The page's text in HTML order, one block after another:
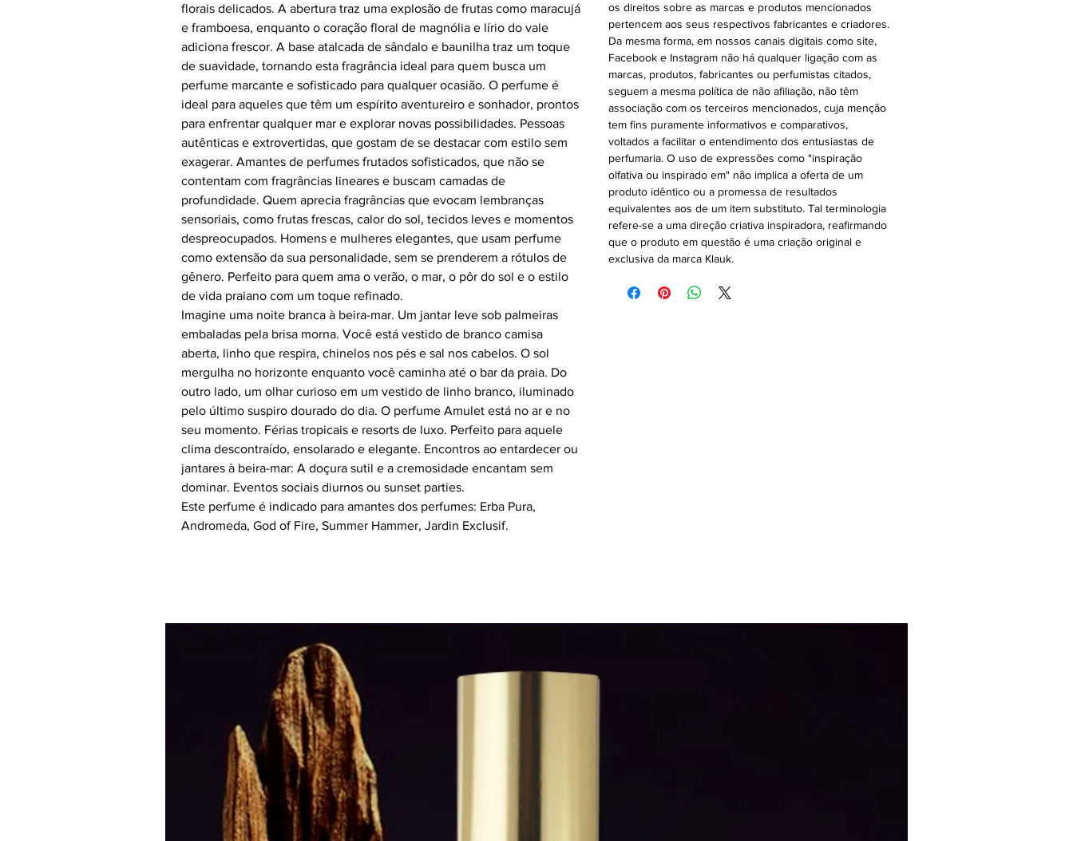
florais delicados. A abertura traz uma explosão de frutas como maracujá
e framboesa, enquanto o coração floral de magnólia e lírio do vale
adiciona frescor. A base atalcada de sândalo e baunilha traz um toque
de suavidade, tornando esta fragrância ideal para quem busca um
perfume marcante e sofisticado para qualquer ocasião. O perfume é
ideal para aqueles que têm um espírito aventureiro e sonhador, prontos
para enfrentar qualquer mar e explorar novas possibilidades. Pessoas
autênticas e extrovertidas, que gostam de se destacar com estilo sem
exagerar. Amantes de perfumes frutados sofisticados, que não se
contentam com fragrâncias lineares e buscam camadas de
profundidade. Quem aprecia fragrâncias que evocam lembranças
sensoriais, como frutas frescas, calor do sol, tecidos leves e momentos
despreocupados. Homens e mulheres elegantes, que usam perfume
como extensão da sua personalidade, sem se prenderem a rótulos de
gênero. Perfeito para quem ama o verão, o mar, o pôr do sol e o estilo
de vida praiano com um toque refinado.
Imagine uma noite branca à beira-mar. Um jantar leve sob palmeiras
embaladas pela brisa morna. Você está vestido de branco camisa
aberta, linho que respira, chinelos nos pés e sal nos cabelos. O sol
mergulha no horizonte enquanto você caminha até o bar da praia. Do
outro lado, um olhar curioso em um vestido de linho branco, iluminado
pelo último suspiro dourado do dia. O perfume Amulet está no ar e no
seu momento. Férias tropicais e resorts de luxo. Perfeito para aquele
clima descontraído, ensolarado e elegante. Encontros ao entardecer ou
jantares à beira-mar: A doçura sutil e a cremosidade encantam sem
dominar. Eventos sociais diurnos ou sunset parties.
Este perfume é indicado para amantes dos perfumes: Erba Pura,
Andromeda, God of Fire, Summer Hammer, Jardin Exclusif.
os direitos sobre as marcas e produtos mencionados
pertencem aos seus respectivos fabricantes e criadores.
Da mesma forma, em nossos canais digitais como site,
Facebook e Instagram não há qualquer ligação com as
marcas, produtos, fabricantes ou perfumistas citados,
seguem a mesma política de não afiliação, não têm
associação com os terceiros mencionados, cuja menção
tem fins puramente informativos e comparativos,
voltados a facilitar o entendimento dos entusiastas de
perfumaria. O uso de expressões como "inspiração
olfativa ou inspirado em" não implica a oferta de um
produto idêntico ou a promessa de resultados
equivalentes aos de um item substituto. Tal terminologia
refere-se a uma direção criativa inspiradora, reafirmando
que o produto em questão é uma criação original e
exclusiva da marca Klauk.